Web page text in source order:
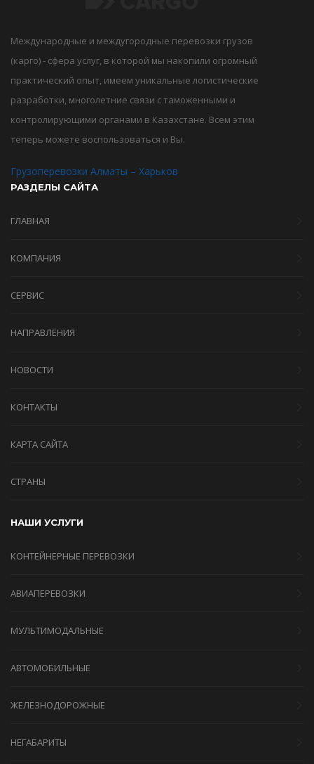
Международные и междугородные перевозки грузов
(карго) - сфера услуг, в которой мы накопили огромный
практический опыт, имеем уникальные логистические
разработки, многолетние связи с таможенными и
контролирующими органами в Казахстане. Всем этим
теперь можете воспользоваться и Вы.
Грузоперевозки Алматы – Харьков
РАЗДЕЛЫ САЙТА
ГЛАВНАЯ
КОМПАНИЯ
СЕРВИС
НАПРАВЛЕНИЯ
НОВОСТИ
КОНТАКТЫ
КАРТА САЙТА
СТРАНЫ
НАШИ УСЛУГИ
КОНТЕЙНЕРНЫЕ ПЕРЕВОЗКИ
АВИАПЕРЕВОЗКИ
МУЛЬТИМОДАЛЬНЫЕ
АВТОМОБИЛЬНЫЕ
ЖЕЛЕЗНОДОРОЖНЫЕ
НЕГАБАРИТЫ